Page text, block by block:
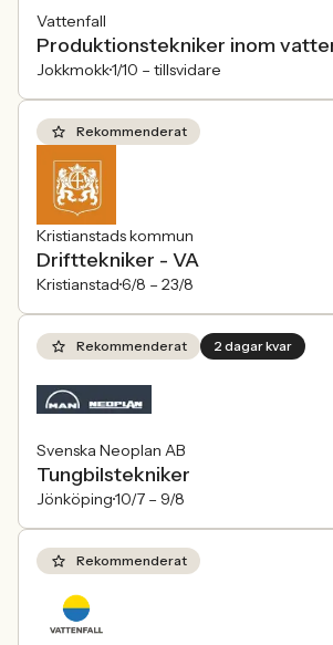
Vattenfall
Produktionstekniker inom
Jokkmokk1/10 – tillsvidare
Rekommenderat
Kristianstads kommun
Drifttekniker - VA
Kristianstad6/8 – 23/8
Rekommenderat 2 dagar kvar
Svenska Neoplan AB
Tungbilstekniker
Jönköping10/7 – 9/8
Rekommenderat